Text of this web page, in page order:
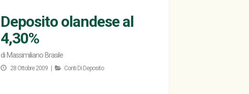
Deposito olandese al
4,30%
di Massimiliano Brasile
28 Ottobre 2009 | Conti Di Deposito